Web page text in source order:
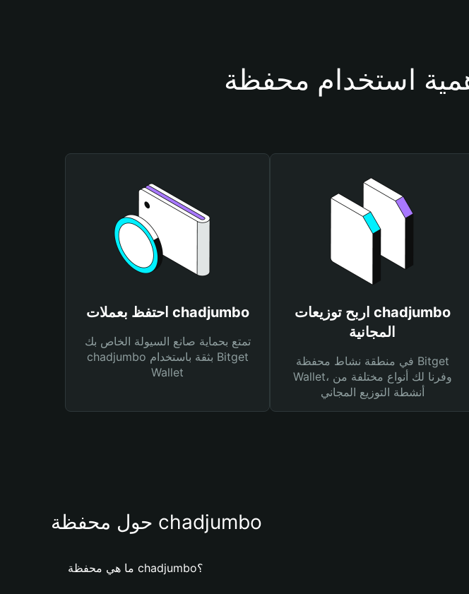
احتفظ بعملات chadjumbo
تمتع بحماية صانع السيولة الخاص بك
chadjumbo بثقة باستخدام Bitget
Wallet
اربح توزيعات chadjumbo
المجانية
في منطقة نشاط محفظة Bitget
Wallet، وفرنا لك أنواع مختلفة من
أنشطة التوزيع المجاني
حول محفظة chadjumbo
ما هي محفظة chadjumbo؟